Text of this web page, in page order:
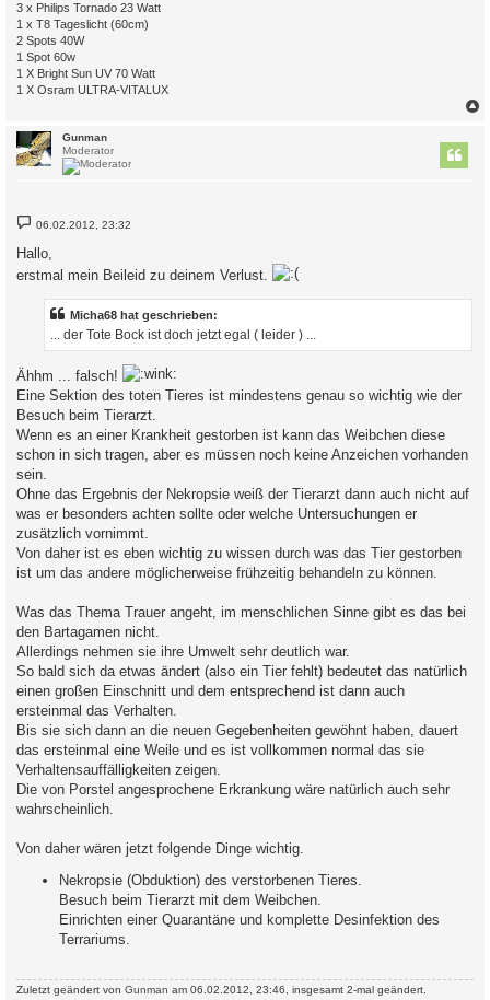
3 x Philips Tornado 23 Watt
1 x T8 Tageslicht (60cm)
2 Spots 40W
1 Spot 60w
1 X Bright Sun UV 70 Watt
1 X Osram ULTRA-VITALUX
Gunman
Moderator
B
e
i
t
r
06.02.2012, 23:32
Hallo,
erstmal mein Beileid zu deinem Verlust.
Micha68 hat geschrieben:
... der Tote Bock ist doch jetzt egal ( leider ) ...
Ähhm ... falsch!
Eine Sektion des toten Tieres ist mindestens genau so wichtig wie der
Besuch beim Tierarzt.
Wenn es an einer Krankheit gestorben ist kann das Weibchen diese
schon in sich tragen, aber es müssen noch keine Anzeichen vorhanden
sein.
Ohne das Ergebnis der Nekropsie weiß der Tierarzt dann auch nicht auf
was er besonders achten sollte oder welche Untersuchungen er
zusätzlich vornimmt.
Von daher ist es eben wichtig zu wissen durch was das Tier gestorben
ist um das andere möglicherweise frühzeitig behandeln zu können.
Was das Thema Trauer angeht, im menschlichen Sinne gibt es das bei
den Bartagamen nicht.
Allerdings nehmen sie ihre Umwelt sehr deutlich war.
So bald sich da etwas ändert (also ein Tier fehlt) bedeutet das natürlich
einen großen Einschnitt und dem entsprechend ist dann auch
ersteinmal das Verhalten.
Bis sie sich dann an die neuen Gegebenheiten gewöhnt haben, dauert
das ersteinmal eine Weile und es ist vollkommen normal das sie
Verhaltensauffälligkeiten zeigen.
Die von Porstel angesprochene Erkrankung wäre natürlich auch sehr
wahrscheinlich.
Von daher wären jetzt folgende Dinge wichtig.
Nekropsie (Obduktion) des verstorbenen Tieres.
Besuch beim Tierarzt mit dem Weibchen.
Einrichten einer Quarantäne und komplette Desinfektion des
Terrariums.
Zuletzt geändert von Gunman am 06.02.2012, 23:46, insgesamt 2-mal geändert.